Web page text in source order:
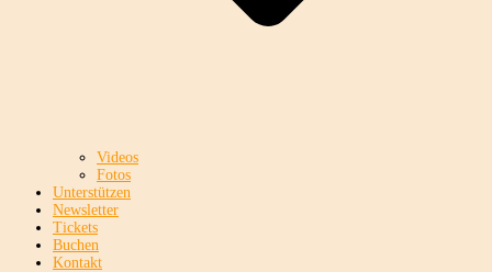
Videos
Fotos
Unterstützen
Newsletter
Tickets
Buchen
Kontakt